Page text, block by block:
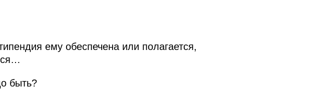
ему обеспечена или полагается,
быть?